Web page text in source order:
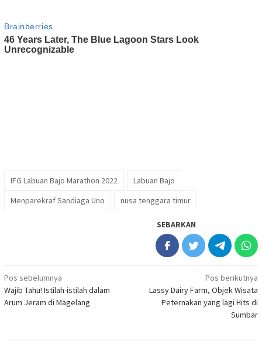
IFG Labuan Bajo Marathon 2022
Labuan Bajo
Menparekraf Sandiaga Uno
nusa tenggara timur
SEBARKAN
Navigasi
pos
Pos sebelumnya
Wajib Tahu! Istilah-istilah dalam
Arum Jeram di Magelang
Pos berikutnya
Lassy Dairy Farm, Objek Wisata
Peternakan yang lagi Hits di
Sumbar